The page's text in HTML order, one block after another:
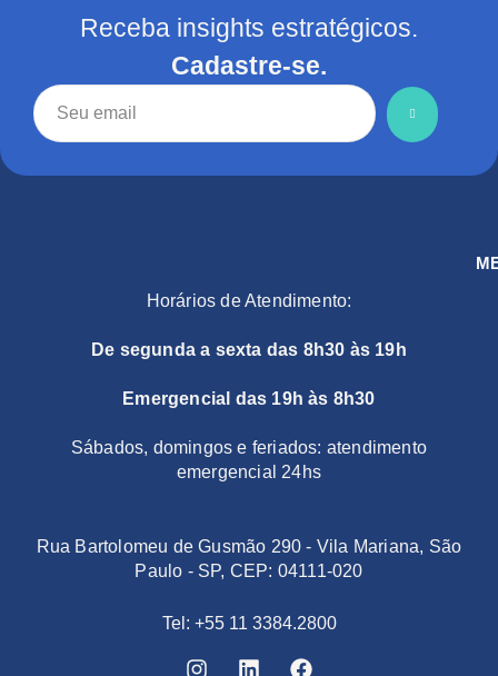
Receba insights estratégicos.
Cadastre-se.
Horários de Atendimento:
De segunda a sexta das 8h30 às 19h
Emergencial das 19h às 8h30
Sábados, domingos e feriados: atendimento
emergencial 24hs
Rua Bartolomeu de Gusmão 290 - Vila Mariana, São
Paulo - SP, CEP: 04111-020
Tel: +55 11 3384.2800